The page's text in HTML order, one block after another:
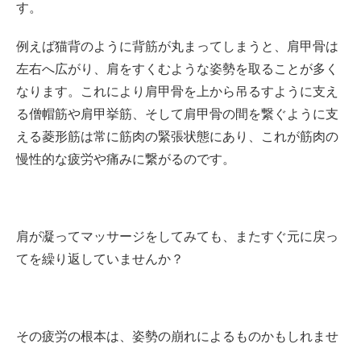
す。
例えば猫背のように背筋が丸まってしまうと、肩甲骨は
左右へ広がり、肩をすくむような姿勢を取ることが多く
なります。これにより肩甲骨を上から吊るすように支え
る僧帽筋や肩甲挙筋、そして肩甲骨の間を繋ぐように支
える菱形筋は常に筋肉の緊張状態にあり、これが筋肉の
慢性的な疲労や痛みに繋がるのです。
肩が凝ってマッサージをしてみても、またすぐ元に戻っ
てを繰り返していませんか？
その疲労の根本は、姿勢の崩れによるものかもしれませ